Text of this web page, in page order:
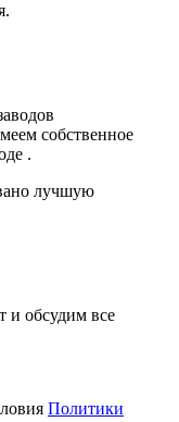
собственное
.
лучшую
и обсудим все
Политики